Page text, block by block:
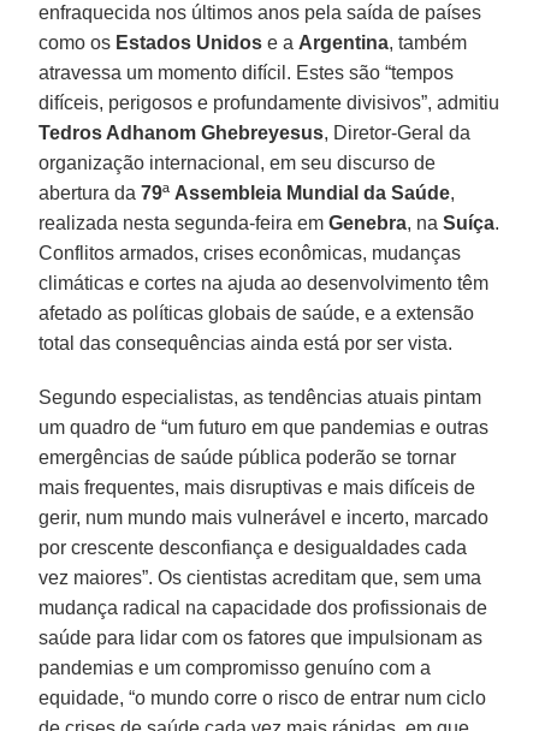
enfraquecida nos últimos anos pela saída de países
como os Estados Unidos e a Argentina, também
atravessa um momento difícil. Estes são “tempos
difíceis, perigosos e profundamente divisivos”, admitiu
Tedros Adhanom Ghebreyesus, Diretor-Geral da
organização internacional, em seu discurso de
abertura da79ª Assembleia Mundial da Saúde,
realizada nesta segunda-feira emGenebra, naSuíça.
Conflitos armados, crises econômicas, mudanças
climáticas e cortes na ajuda ao desenvolvimento têm
afetado as políticas globais de saúde, e a extensão
total das consequências ainda está por ser vista.
Segundo especialistas, as tendências atuais pintam
um quadro de “um futuro em que pandemias e outras
emergências de saúde pública poderão se tornar
mais frequentes, mais disruptivas e mais difíceis de
gerir, num mundo mais vulnerável e incerto, marcado
por crescente desconfiança e desigualdades cada
vez maiores”. Os cientistas acreditam que, sem uma
mudança radical na capacidade dos profissionais de
saúde para lidar com os fatores que impulsionam as
pandemias e um compromisso genuíno com a
equidade, “o mundo corre o risco de entrar num ciclo